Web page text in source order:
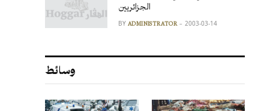
الجزائريين
BY ADMINISTRATOR 2003-03-14
وسائط